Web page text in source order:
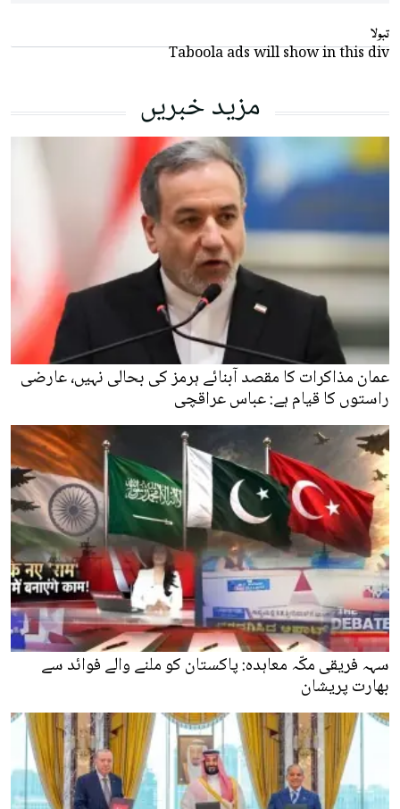
تبولا
Taboola ads will show in this div
مزید خبریں
عمان مذاکرات کا مقصد آبنائے ہرمز کی بحالی نہیں، عارضی
راستوں کا قیام ہے: عباس عراقچی
سہہ فریقی مکّہ معاہدہ: پاکستان کو ملنے والے فوائد سے
بھارت پریشان